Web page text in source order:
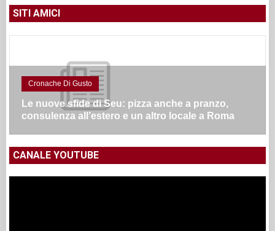
SITI AMICI
Cronache Di Gusto
Le nuove sfide di Seu: pizza anche a pranzo,
consulenza all’estero e un altro locale a Roma
CANALE YOUTUBE